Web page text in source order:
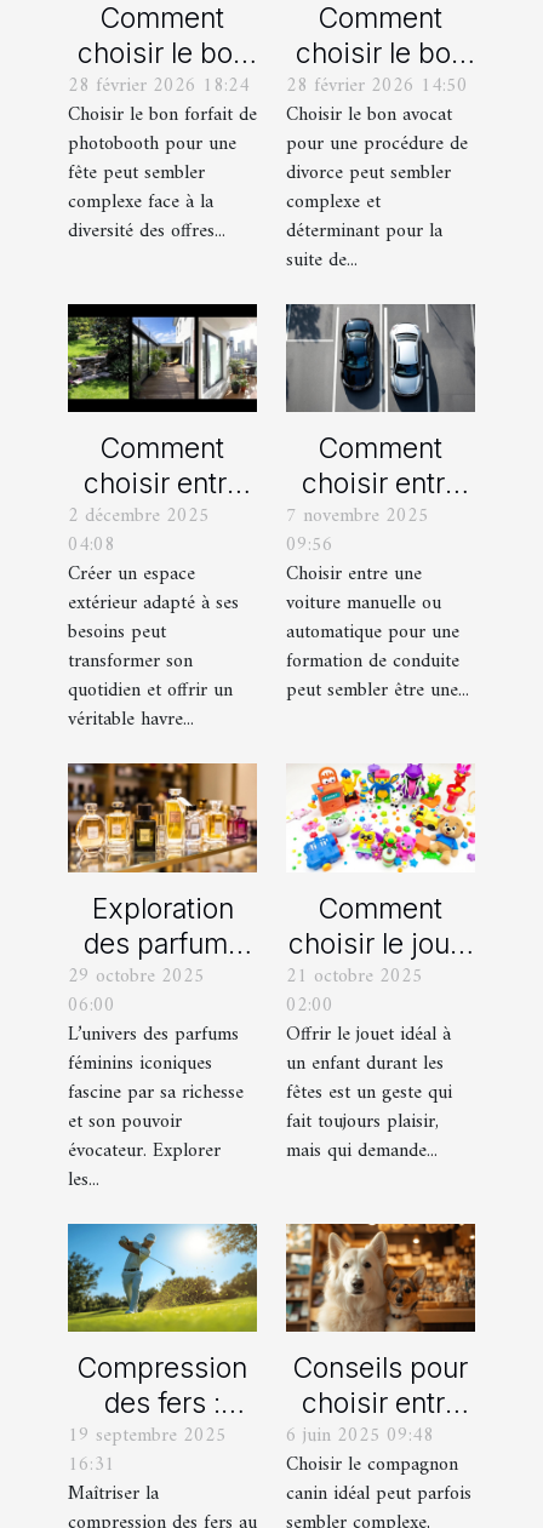
Comment
choisir le bon
forfait de
photobooth
pour votre fête
28 février 2026 18:24
Choisir le bon forfait de
photobooth pour une
fête peut sembler
complexe face à la
diversité des offres...
Comment
choisir le bon
avocat pour
votre
procédure de
divorce ?
28 février 2026 14:50
Choisir le bon avocat
pour une procédure de
divorce peut sembler
complexe et
déterminant pour la
suite de...
Comment
choisir entre
un jardin, une
terrasse et un
balcon pour
votre espace
extérieur ?
2 décembre 2025
04:08
Créer un espace
extérieur adapté à ses
besoins peut
transformer son
quotidien et offrir un
véritable havre...
Comment
choisir entre
une voiture
manuelle ou
automatique
pour votre
formation de
conduite ?
7 novembre 2025
09:56
Choisir entre une
voiture manuelle ou
automatique pour une
formation de conduite
peut sembler être une...
Exploration
des parfums
féminins
iconiques et
leurs
variations
29 octobre 2025
06:00
L’univers des parfums
féminins iconiques
fascine par sa richesse
et son pouvoir
évocateur. Explorer
les...
Comment
choisir le jouet
parfait pour
chaque âge
durant les
fêtes ?
21 octobre 2025
02:00
Offrir le jouet idéal à
un enfant durant les
fêtes est un geste qui
fait toujours plaisir,
mais qui demande...
Compression
des fers :
comment
obtenir des
frappes plus
19 septembre 2025
16:31
Maîtriser la
Conseils pour
choisir entre
un berger
blanc suisse
et un berger
6 juin 2025 09:48
Choisir le compagnon
canin idéal peut parfois